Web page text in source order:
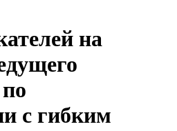
на
с гибким